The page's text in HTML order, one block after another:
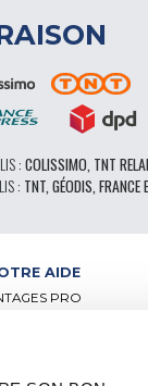
: COLISSIMO, TNT
: TNT, GÉODIS, FRANCE
AIDE
PRO
– HAUTE